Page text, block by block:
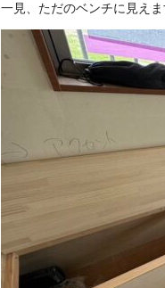
一見、ただのベンチに見えま